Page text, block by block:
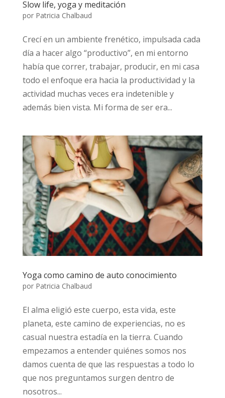
Slow life, yoga y meditación
por Patricia Chalbaud
Crecí en un ambiente frenético, impulsada cada
día a hacer algo “productivo”, en mi entorno
había que correr, trabajar, producir, en mi casa
todo el enfoque era hacia la productividad y la
actividad muchas veces era indetenible y
además bien vista. Mi forma de ser era...
Yoga como camino de auto conocimiento
por Patricia Chalbaud
El alma eligió este cuerpo, esta vida, este
planeta, este camino de experiencias, no es
casual nuestra estadía en la tierra. Cuando
empezamos a entender quiénes somos nos
damos cuenta de que las respuestas a todo lo
que nos preguntamos surgen dentro de
nosotros...